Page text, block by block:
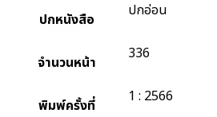
ปกหนังสือ ปกอ่อน
จำนวนหน้า 336
พิมพ์ครั้งที่ 1 : 2566